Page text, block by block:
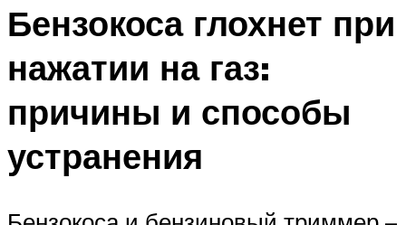
Бензокоса глохнет при
нажатии на газ:
причины и способы
устранения